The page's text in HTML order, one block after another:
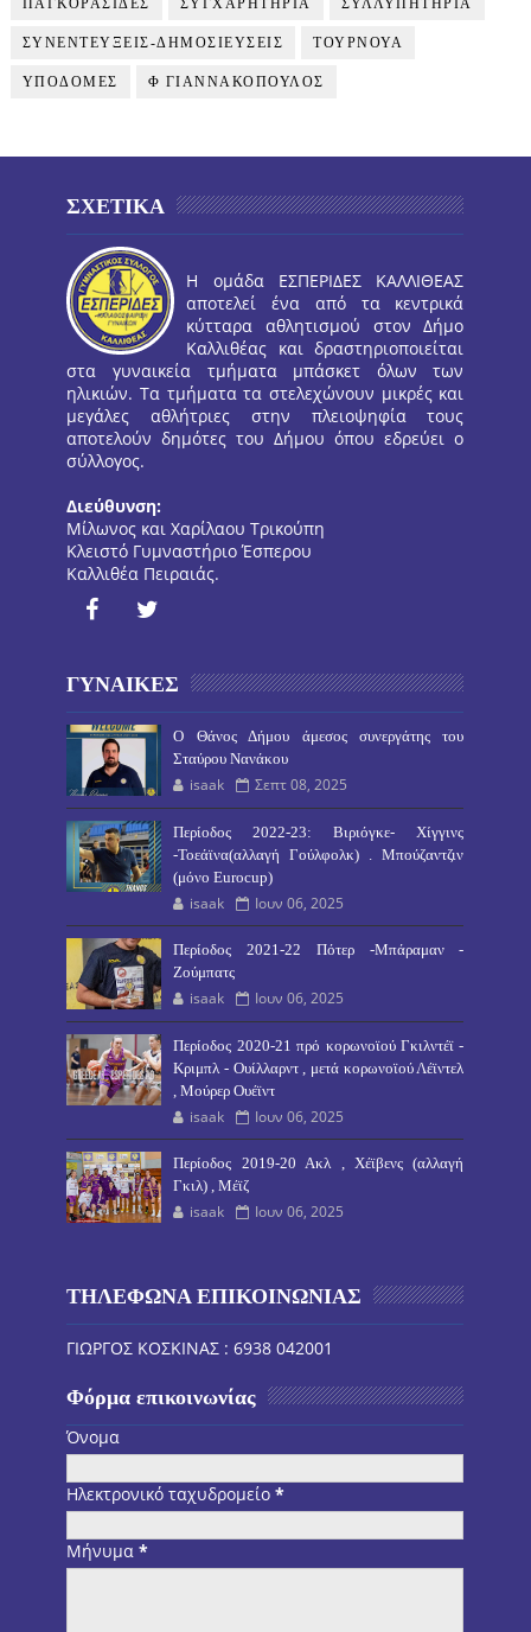
ΠΑΓΚΟΡΑΣΙΔΕΣ ΣΥΓΧΑΡΗΤΗΡΙΑ ΣΥΛΛΥΠΗΤΗΡΙΑ
ΣΥΝΕΝΤΕΥΞΕΙΣ-ΔΗΜΟΣΙΕΥΣΕΙΣ ΤΟΥΡΝΟΥΑ
ΥΠΟΔΟΜΕΣ Φ ΓΙΑΝΝΑΚΟΠΟΥΛΟΣ
ΣΧΕΤΙΚΑ
Η ομάδα ΕΣΠΕΡΙΔΕΣ ΚΑΛΛΙΘΕΑΣ
αποτελεί ένα από τα κεντρικά
κύτταρα αθλητισμού στον Δήμο
Καλλιθέας και δραστηριοποιείται
στα γυναικεία τμήματα μπάσκετ όλων των
ηλικιών. Τα τμήματα τα στελεχώνουν μικρές και
μεγάλες αθλήτριες στην πλειοψηφία τους
αποτελούν δημότες του Δήμου όπου εδρεύει ο
σύλλογος.
Διεύθυνση:
Μίλωνος και Χαρίλαου Τρικούπη
Κλειστό Γυμναστήριο Έσπερου
Καλλιθέα Πειραιάς.
ΓΥΝΑΙΚΕΣ
O Θάνος Δήμου άμεσος συνεργάτης του
Σταύρου Νανάκου
isaak Σεπτ 08, 2025
Περίοδος 2022-23: Βιριόγκε- Χίγγινς
-Τοεάϊνα(αλλαγή Γούλφολκ) . Μπούζαντζιν
(μόνο Eurocup)
isaak Ιουν 06, 2025
Περίοδος 2021-22 Πότερ -Μπάραμαν -
Ζούμπατς
isaak Ιουν 06, 2025
Περίοδος 2020-21 πρό κορωνοϊού Γκιλντέϊ -
Κριμπλ - Ουίλλαρντ , μετά κορωνοϊού Λέϊντελ
, Μούρερ Ουέϊντ
isaak Ιουν 06, 2025
Περίοδος 2019-20 Ακλ , Χέϊβενς (αλλαγή
Γκιλ) , Μέϊζ
isaak Ιουν 06, 2025
ΤΗΛΕΦΩΝΑ ΕΠΙΚΟΙΝΩΝΙΑΣ
ΓΙΩΡΓΟΣ ΚΟΣΚΙΝΑΣ : 6938 042001
Φόρμα επικοινωνίας
Όνομα
Ηλεκτρονικό ταχυδρομείο*
Μήνυμα*